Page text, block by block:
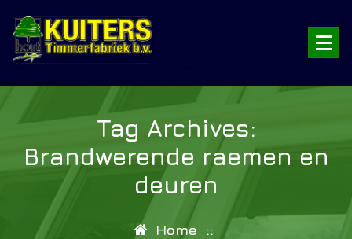
content
Sinds 1926 bekend met hout, kozijnen-deuren-schuifpuien-harmonica deuren-energie zuinige oplossingen alles met duurzaam hout, 100% FSC hout | gemodificeerd hout Accoya | energieneutraal | passief | circulair
Tag Archives:
Brandwerende raemen en
deuren
Home
::